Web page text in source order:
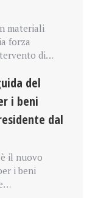
materiali
forza
di…
del
i beni
dal
il nuovo
i beni